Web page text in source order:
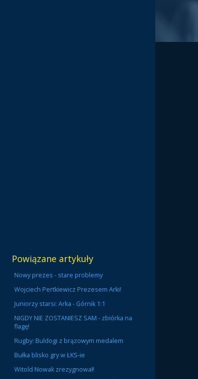
Powiązane artykuły
Nowy prezes - stare problemy
Wojciech Pertkiewicz Prezesem Arki!
Juniorzy starsi: Arka - Górnik 1:1
NIGDY NIE ZOSTANIESZ SAM - zbiórka na
flagę!
Rugby: Buldogi z brązowym medalem
Bułka blisko gry w ŁKS-ie
Witold Nowak zrezygnował!